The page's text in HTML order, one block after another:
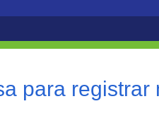
para registrar